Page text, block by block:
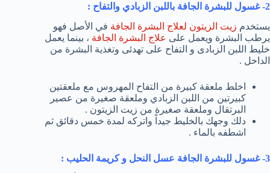
2- غسول للبشرة الجافة باللبن الزبادي والتفاح :
يستخدم زيت الزيتون لعلاج البشرة الجافة في الأصل فهو
يرطب البشرة ويعمل على علاج البشرة الجافة ، بينما يعمل
خليط اللبن الزبادى و التفاح على تهدئى وتغذية البشرة من
الداخل .
اخلط ملعقة كبيرة من التفاح المهروس مع ملعقتين
كبيرتين من اللبن الزبادي وملعقة صغيرة من عصير
البرتقال وملعقة صغيرة من زيت الزيتون .
دلك وجهك بالخليط جيداً واتركه لمدة خمس دقائق ثم
اشطفه بالماء .
3- غسول للبشرة الجافة عسل النحل و كريمة الحليب :